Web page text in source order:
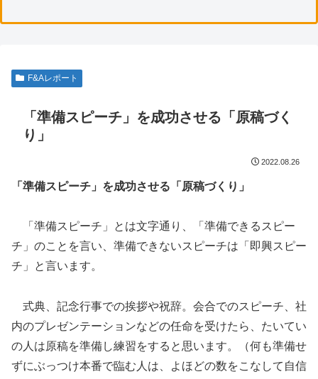
F&Aレポート
「準備スピーチ」を成功させる「原稿づく
り」
2022.08.26
「準備スピーチ」を成功させる「原稿づくり」
「準備スピーチ」とは文字通り、「準備できるスピー
チ」のことを言い、準備できないスピーチは「即興スピー
チ」と言います。
式典、記念行事での挨拶や祝辞。会合でのスピーチ、社
内のプレゼンテーションなどの任命を受けたら、たいてい
の人は原稿を準備し練習をすると思います。（何も準備せ
ずにぶっつけ本番で臨む人は、よほどの数をこなして自信